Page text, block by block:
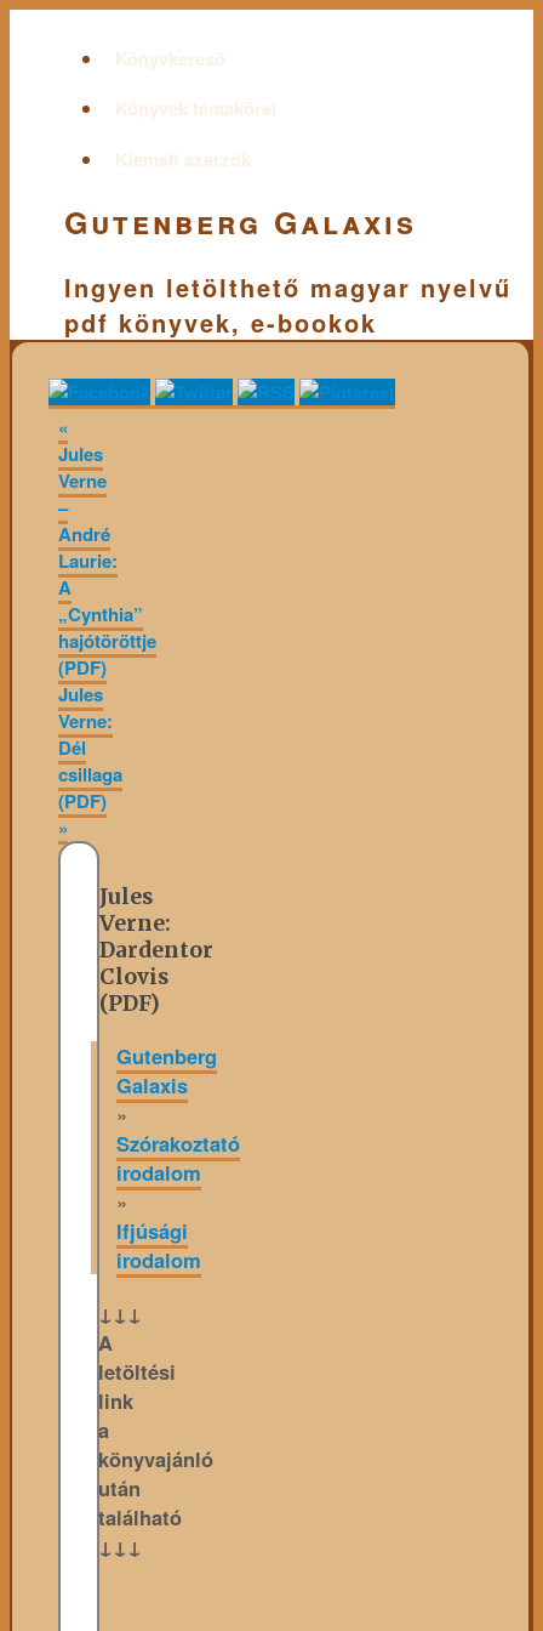
Könyvkereső
Könyvek témakörei
Kiemelt szerzők
Gutenberg Galaxis
Ingyen letölthető magyar nyelvű
pdf könyvek, e-bookok
«
Jules
Verne
–
André
Laurie:
A
„Cynthia”
hajótöröttje
(PDF)
Jules
Verne:
Dél
csillaga
(PDF)
»
Jules
Verne:
Dardentor
Clovis
(PDF)
Gutenberg
Galaxis
»
Szórakoztató
irodalom
»
Ifjúsági
irodalom
↓↓↓
A
letöltési
link
a
könyvajánló
után
található
↓↓↓